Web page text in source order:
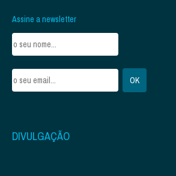
Assine a newsletter
DIVULGAÇÃO